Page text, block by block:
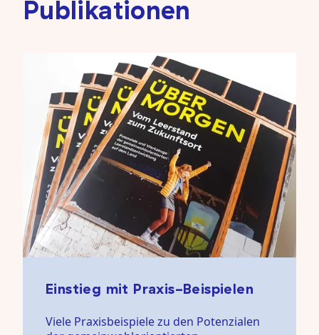
Publikationen
Einstieg mit Praxis-Beispielen
Viele Praxisbeispiele zu den Potenzialen